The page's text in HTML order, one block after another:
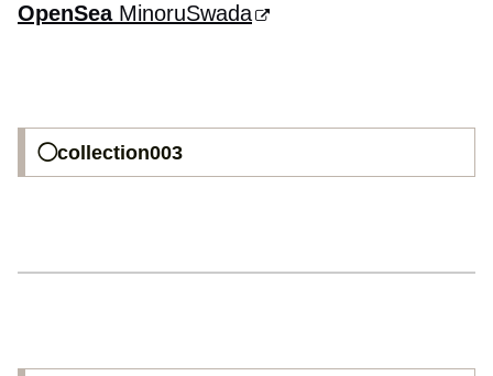
OpenSeaMinoruSwada
◯collection003